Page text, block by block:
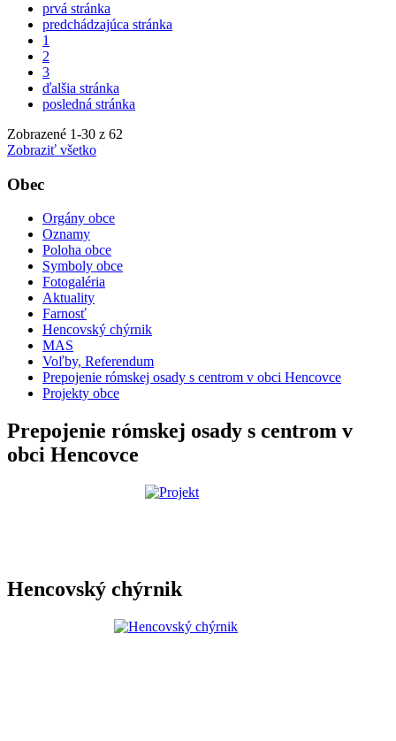
prvá stránka
predchádzajúca stránka
1
2
3
ďalšia stránka
posledná stránka
Zobrazené 1-30 z 62
Zobraziť všetko
Obec
Orgány obce
Oznamy
Poloha obce
Symboly obce
Fotogaléria
Aktuality
Farnosť
Hencovský chýrnik
MAS
Voľby, Referendum
Prepojenie rómskej osady s centrom v obci Hencovce
Projekty obce
Prepojenie rómskej osady s centrom v
obci Hencovce
Hencovský chýrnik